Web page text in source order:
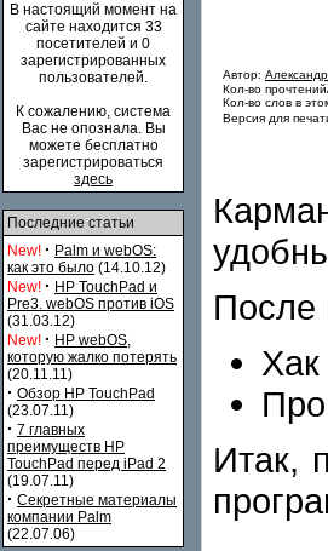
В настоящий момент на
сайте находится 33
посетителей и 0
зарегистрированных
пользователей.
К сожалению, система
Вас не опознала. Вы
можете бесплатно
зарегистрироваться
здесь
Последние статьи
New! · Palm и webOS:
как это было (14.10.12)
New! · HP TouchPad и
Pre3. webOS против iOS
(31.03.12)
New! · HP webOS,
которую жалко потерять
(20.11.11)
· Обзор HP TouchPad
(23.07.11)
· 7 главных
преимуществ HP
TouchPad перед iPad 2
(19.07.11)
· Секретные материалы
компании Palm
(22.07.06)
Автор:
Кол-во
Кол-во слов в
Версия для
После
Итак,